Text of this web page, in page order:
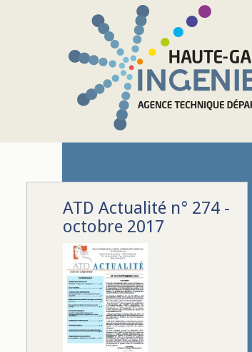
ATD Actualité n° 274 -
octobre 2017